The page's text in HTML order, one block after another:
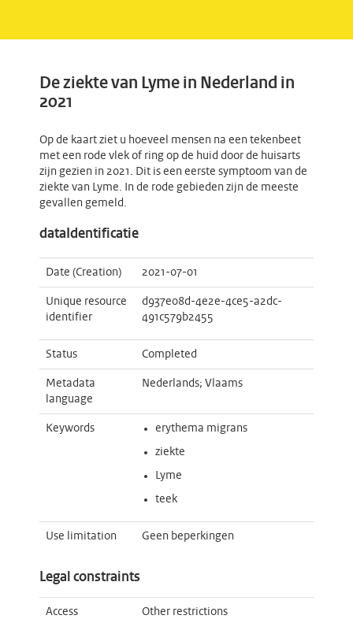
De ziekte van Lyme in Nederland in
2021
Op de kaart ziet u hoeveel mensen na een tekenbeet
met een rode vlek of ring op de huid door de huisarts
zijn gezien in 2021. Dit is een eerste symptoom van de
ziekte van Lyme. In de rode gebieden zijn de meeste
gevallen gemeld.
dataIdentificatie
Date (Creation) 2021-07-01
Unique resource
identifier
d937e08d-4e2e-4ce5-a2dc-
491c579b2455
Status Completed
Metadata
language
Nederlands; Vlaams
Keywords erythema migrans
ziekte
Lyme
teek
Use limitation Geen beperkingen
Legal constraints
Access
Other restrictions